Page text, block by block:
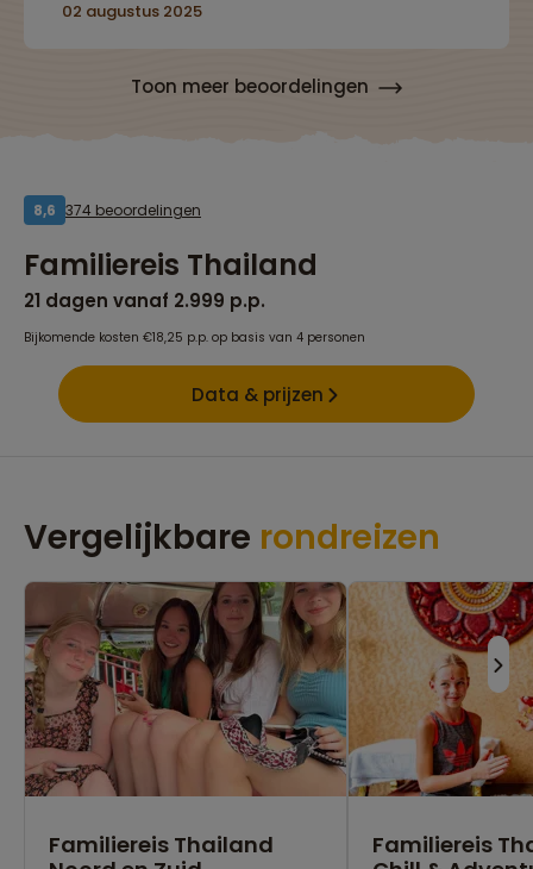
02 augustus 2025
Toon meer beoordelingen
8,6 374 beoordelingen
Familiereis Thailand
21 dagen vanaf 2.999 p.p.
Bijkomende kosten €18,25 p.p. op basis van 4 personen
Data & prijzen
Vergelijkbare rondreizen
Familiereis Thailand
Familiereis